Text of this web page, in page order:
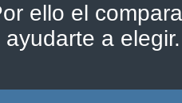
ello el
ayudarte a elegir.